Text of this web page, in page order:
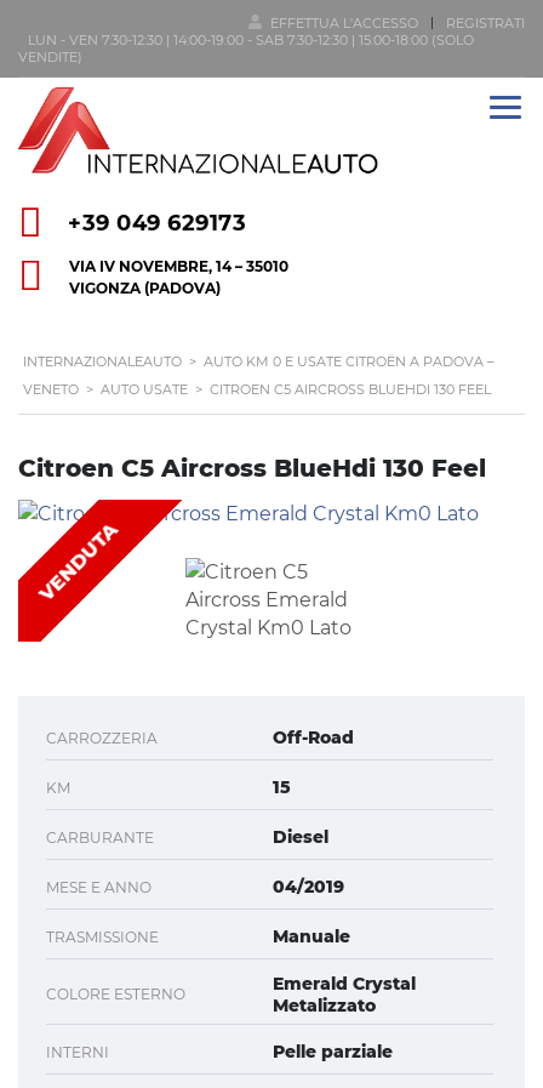
EFFETTUA L'ACCESSO
REGISTRATI
LUN - VEN 7:30-12:30 | 14:00-19:00 - SAB 7:30-12:30 | 15:00-18:00 (SOLO
VENDITE)
+39 049 629173
VIA IV NOVEMBRE, 14 – 35010
VIGONZA (PADOVA)
INTERNAZIONALEAUTO > AUTO KM 0 E USATE CITROËN A PADOVA –
VENETO > AUTO USATE > CITROEN C5 AIRCROSS BLUEHDI 130 FEEL
Citroen C5 Aircross BlueHdi 130 Feel
VENDUTA
CARROZZERIA Off-Road
KM 15
CARBURANTE Diesel
MESE E ANNO 04/2019
TRASMISSIONE Manuale
COLORE ESTERNO
Emerald Crystal
Metalizzato
INTERNI Pelle parziale